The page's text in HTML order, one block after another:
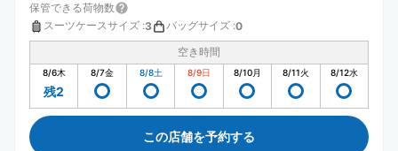
保管できる荷物数
スーツケースサイズ :3 バッグサイズ :0
空き時間
8/6木
残2
8/7金 8/8土 8/9日 8/10月 8/11火 8/12水
この店舗を予約する